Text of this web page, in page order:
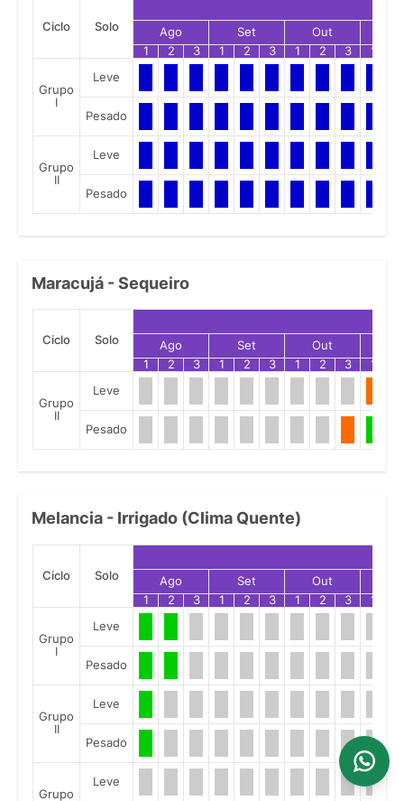
Ciclo Solo Ago Set Out
1
2 3 1 2 3 1 2 3 1
Grupo
I
Leve
Pesado
Grupo
II
Leve
Pesado
Maracujá - Sequeiro
Ciclo Solo Ago Set Out
1
2 3 1 2 3 1 2 3 1
Grupo
II
Leve
Pesado
Melancia - Irrigado (Clima Quente)
Ciclo Solo Ago Set Out
1
2 3 1 2 3 1 2 3 1
Grupo
I
Leve
Pesado
Grupo
II
Leve
Pesado
Grupo
Leve